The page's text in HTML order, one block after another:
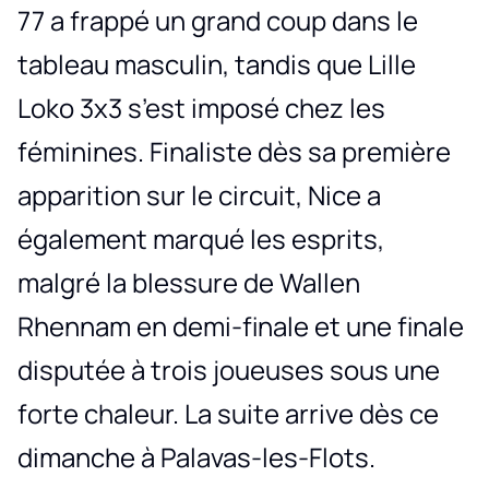
77 a frappé un grand coup dans le
tableau masculin, tandis que Lille
Loko 3x3 s’est imposé chez les
féminines. Finaliste dès sa première
apparition sur le circuit, Nice a
également marqué les esprits,
malgré la blessure de Wallen
Rhennam en demi-finale et une finale
disputée à trois joueuses sous une
forte chaleur. La suite arrive dès ce
dimanche à Palavas-les-Flots.